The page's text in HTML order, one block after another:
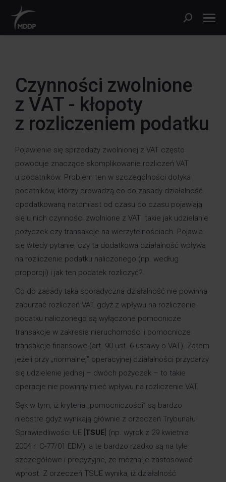
Czynności zwolnione
z VAT - kłopoty
z rozliczeniem podatku
Pojawienie się sprzedaży zwolnionej z VAT często
powoduje znaczące skomplikowanie rozliczeń VAT
u podatników. Problem ten w szczególności dotyka
podatników, którzy prowadzą co do zasady działalność
opodatkowaną natomiast od czasu do czasu pojawiają
się u nich czynności zwolnione z VAT takie jak udzielanie
pożyczek czy transakcje na wierzytelnościach. Pojawia
się wtedy pytanie, czy ta dodatkowa działalność wpływa
na rozliczenie podatku naliczonego (np. według
proporcji) i jak ten podatek rozliczyć?
Co do zasady taka sporadyczna działalność nie powinna
zaburzać rozliczeń VAT, gdyż z wpływu na rozliczenie
podatku naliczonego są wyłączone pomocnicze
transakcje w zakresie nieruchomości i pomocnicze
transakcje finansowe (art. 90 ust. 6 ustawy o VAT). Zatem
jeżeli przy „normalnej” operacyjnej działalności przydarzy
się udzielenie jednej – dwóch pożyczek – to takie
operacje nie powinny mieć wpływu na rozliczenie VAT.
Sęk w tym, iż kryteria „pomocniczości” są bardzo
nieostre gdyż wynikają głównie z orzeczeń Trybunału
Sprawiedliwości UE [ TSUE ] (np. wyrok z 29 kwietnia
2004 r. C-77/01 EDM), a te bardzo rzadko są na tyle
szczegółowe i precyzyjne, że można je zastosować
wprost. Z orzeczeń TSUE wynika, iż działalność